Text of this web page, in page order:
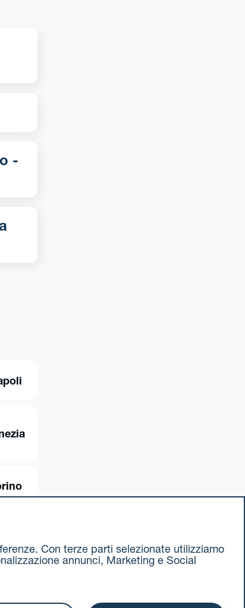
Con terze parti selezionate utilizziamo
annunci, Marketing e Social